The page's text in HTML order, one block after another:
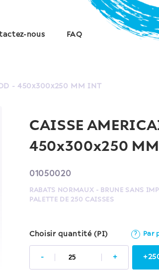
nous FAQ
- 450x300x250 MM INT
CAISSE
450x300x250
01050020
RABATS NORMAUX - BRUNE SANS
PALETTE DE 250 CAISSES
Choisir quantité (PI) ? Par
- +